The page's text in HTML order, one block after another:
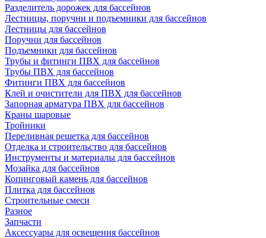
Разделитель дорожек для бассейнов
Лестницы, поручни и подъемники для бассейнов
Лестницы для бассейнов
Поручни для бассейнов
Подъемники для бассейнов
Трубы и фитинги ПВХ для бассейнов
Трубы ПВХ для бассейнов
Фитинги ПВХ для бассейнов
Клей и очистители для ПВХ для бассейнов
Запорная арматура ПВХ для бассейнов
Краны шаровые
Тройники
Переливная решетка для бассейнов
Отделка и строительство для бассейнов
Инструменты и материалы для бассейнов
Мозайка для бассейнов
Копинговый камень для бассейнов
Плитка для бассейнов
Строительные смеси
Разное
Запчасти
Аксессуары для освещения бассейнов